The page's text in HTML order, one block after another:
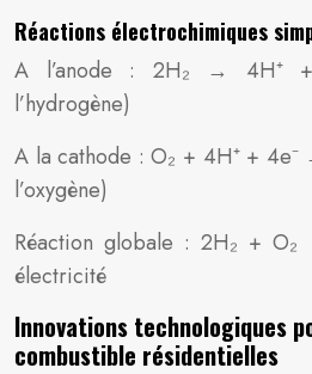
Réactions électrochimiques
A l’anode : 2H₂ → 4H⁺ +
l’hydrogène)
A la cathode : O₂ + 4H⁺ +
l’oxygène)
Réaction globale : 2H₂ +
électricité
Innovations technologiques
combustible résidentielles